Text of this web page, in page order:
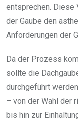
entsprechen. Diese
der Gaube den
Anforderungen der
Da der Prozess
sollte die
durchgeführt
– von der Wahl der
bis hin zur